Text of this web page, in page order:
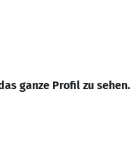
ganze Profil zu sehen.